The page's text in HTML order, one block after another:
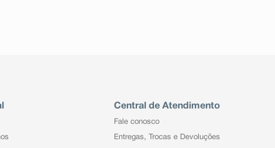
Central de Atendimento
Fale conosco
Entregas, Trocas e Devoluções